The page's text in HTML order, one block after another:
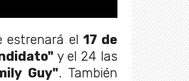
estrenará el17 de
y el 24 las
Guy". También